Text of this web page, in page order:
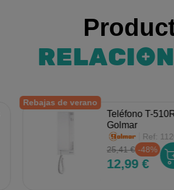
Rebajas de verano
Teléfono T-
Golmar
Ref:
25,41 € -48%
12,99 €